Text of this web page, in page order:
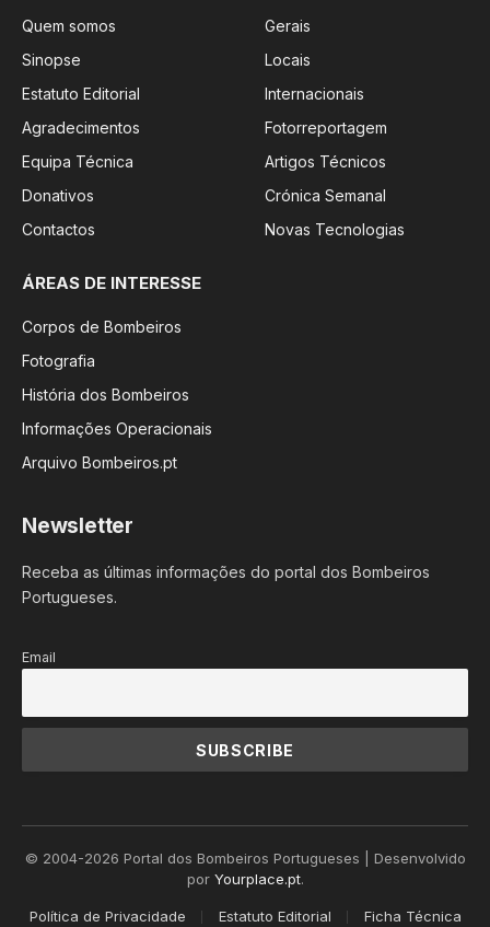
Quem somos
Sinopse
Estatuto Editorial
Agradecimentos
Equipa Técnica
Donativos
Contactos
Gerais
Locais
Internacionais
Fotorreportagem
Artigos Técnicos
Crónica Semanal
Novas Tecnologias
ÁREAS DE INTERESSE
Corpos de Bombeiros
Fotografia
História dos Bombeiros
Informações Operacionais
Arquivo Bombeiros.pt
Newsletter
Receba as últimas informações do portal dos Bombeiros
Portugueses.
Email
© 2004-2026 Portal dos Bombeiros Portugueses | Desenvolvido
por Yourplace.pt.
Política de Privacidade Estatuto Editorial Ficha Técnica